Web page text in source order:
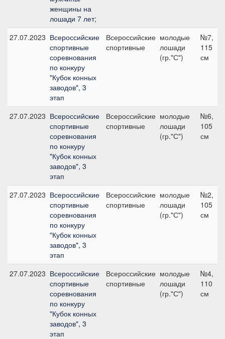
женщины на
лошади 7 лет;
27.07.2023 Всероссийские
спортивные
соревнования
по конкуру
"Кубок конных
заводов", 3
этап
Всероссийские
спортивные
молодые
лошади
(гр."С")
№7,
115
см
27.07.2023 Всероссийские
спортивные
соревнования
по конкуру
"Кубок конных
заводов", 3
этап
Всероссийские
спортивные
молодые
лошади
(гр."С")
№6,
105
см
27.07.2023 Всероссийские
спортивные
соревнования
по конкуру
"Кубок конных
заводов", 3
этап
Всероссийские
спортивные
молодые
лошади
(гр."С")
№2,
105
см
27.07.2023 Всероссийские
спортивные
соревнования
по конкуру
"Кубок конных
заводов", 3
этап
Всероссийские
спортивные
молодые
лошади
(гр."С")
№4,
110
см